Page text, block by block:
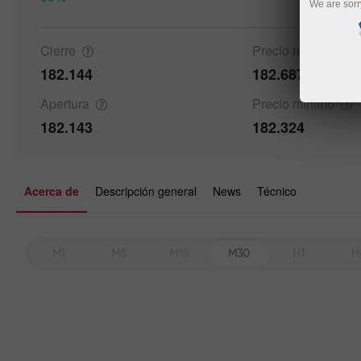
Cierre
182.144
Precio
182.687
Apertura
182.143
Precio mínimo
182.324
Acerca de Descripción general News Técnico
M30
Details
We are